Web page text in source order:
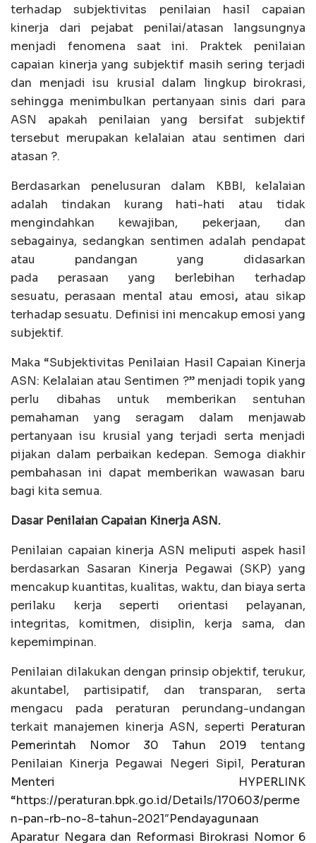
terhadap subjektivitas penilaian hasil capaian
kinerja dari pejabat penilai/atasan langsungnya
menjadi fenomena saat ini. Praktek penilaian
capaian kinerja yang subjektif masih sering terjadi
dan menjadi isu krusial dalam lingkup birokrasi,
sehingga menimbulkan pertanyaan sinis dari para
ASN apakah penilaian yang bersifat subjektif
tersebut merupakan kelalaian atau sentimen dari
atasan ?.
Berdasarkan penelusuran dalam KBBI, kelalaian
adalah tindakan kurang hati-hati atau tidak
mengindahkan kewajiban, pekerjaan, dan
sebagainya, sedangkan sentimen adalah pendapat
atau pandangan
yang didasarkan
pada perasaan yang berlebihan terhadap
sesuatu, perasaan mental atau emosi, atau sikap
terhadap sesuatu. Definisi ini mencakup emosi yang
subjektif.
Maka “Subjektivitas Penilaian Hasil Capaian Kinerja
ASN: Kelalaian atau Sentimen ?” menjadi topik yang
perlu dibahas untuk memberikan sentuhan
pemahaman yang seragam dalam menjawab
pertanyaan isu krusial yang terjadi serta menjadi
pijakan dalam perbaikan kedepan. Semoga diakhir
pembahasan ini dapat memberikan wawasan baru
bagi kita semua.
Dasar Penilaian Capaian Kinerja ASN.
Penilaian capaian kinerja ASN meliputi aspek hasil
berdasarkan Sasaran Kinerja Pegawai (SKP) yang
mencakup kuantitas, kualitas, waktu, dan biaya serta
perilaku kerja seperti orientasi pelayanan,
integritas, komitmen, disiplin, kerja sama, dan
kepemimpinan.
Penilaian dilakukan dengan prinsip objektif, terukur,
akuntabel, partisipatif, dan transparan, serta
mengacu pada peraturan perundang-undangan
terkait manajemen kinerja ASN, seperti Peraturan
Pemerintah Nomor 30 Tahun 2019 tentang
Penilaian Kinerja Pegawai Negeri Sipil, Peraturan
Menteri HYPERLINK
“https://peraturan.bpk.go.id/Details/170603/perme
n-pan-rb-no-8-tahun-2021″Pendayagunaan
Aparatur Negara dan Reformasi Birokrasi Nomor 6